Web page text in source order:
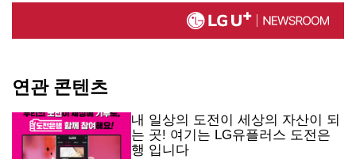
연관 콘텐츠
내 일상의 도전이 세상의 자산이 되
는 곳! 여기는 LG유플러스 도전은
행 입니다